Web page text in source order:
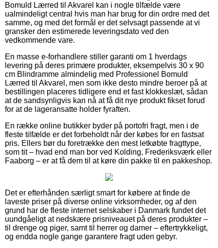
Bomuld Lærred til Akvarel kan i nogle tilfælde være
ualmindeligt central hvis man har brug for din ordre med det
samme, og med det formål er det selvsagt passende at vi
gransker den estimerede leveringsdato ved den
vedkommende vare.
En masse e-forhandlere stiller garanti om 1 hverdags
levering på deres primære produkter, eksempelvis 30 x 90
cm Blindramme almindelig med Professionel Bomuld
Lærred til Akvarel, men som ikke desto mindre beroer på at
bestillingen placeres tidligere end et fast klokkeslæt, sådan
at de sandsynligvis kan nå at få dit nye produkt fikset forud
for at de lageransatte holder fyraften.
En række online butikker byder på portofri fragt, men i de
fleste tilfælde er det forbeholdt når der købes for en fastsat
pris. Ellers bør du foretrække den mest letkøbte fragttype,
som tit – hvad end man bor ved Kolding, Frederiksværk eller
Faaborg – er at få dem til at køre din pakke til en pakkeshop.
Det er efterhånden særligt smart for købere at finde de
laveste priser på diverse online virksomheder, og af den
grund har de fleste internet selskaber i Danmark fundet det
uundgåeligt at nedskære prisniveauet på deres produkter –
til drenge og piger, samt til herrer og damer – eftertrykkeligt,
og endda nogle gange garantere fragt uden gebyr.